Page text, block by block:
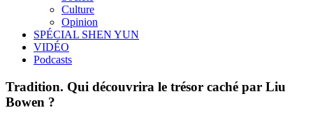
Culture
Opinion
SPÉCIAL SHEN YUN
VIDÉO
Podcasts
Tradition. Qui découvrira le trésor caché par Liu
Bowen ?